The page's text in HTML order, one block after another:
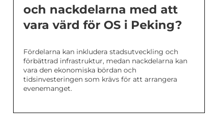
och nackdelarna med att
vara värd för OS i Peking?
Fördelarna kan inkludera stadsutveckling och
förbättrad infrastruktur, medan nackdelarna kan
vara den ekonomiska bördan och
tidsinvesteringen som krävs för att arrangera
evenemanget.